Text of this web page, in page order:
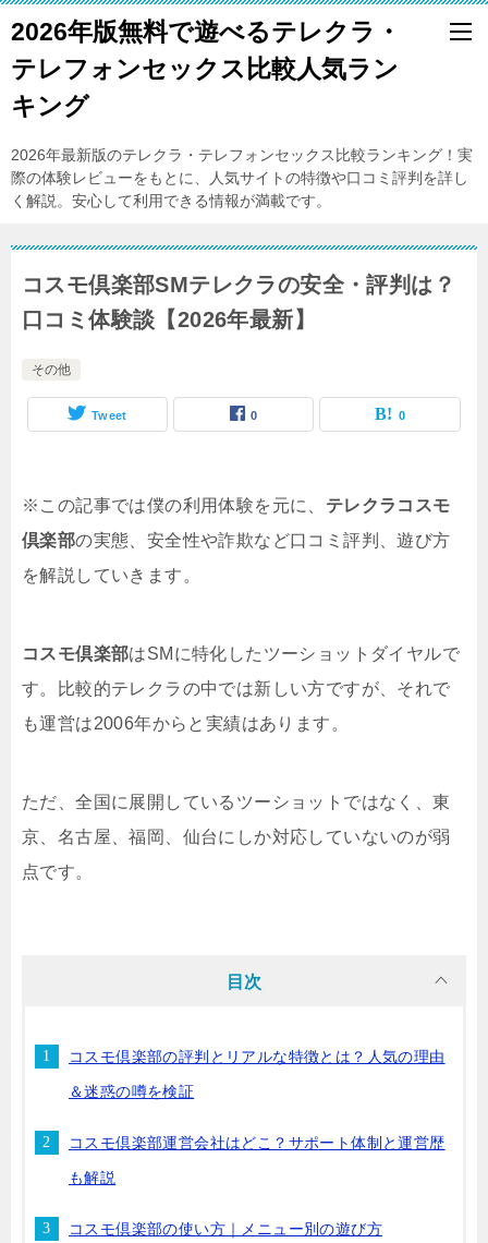
2026年版無料で遊べるテレクラ・
テレフォンセックス比較人気ラン
キング
2026年最新版のテレクラ・テレフォンセックス比較ランキング！実
際の体験レビューをもとに、人気サイトの特徴や口コミ評判を詳し
く解説。安心して利用できる情報が満載です。
コスモ倶楽部SMテレクラの安全・評判は？
口コミ体験談【2026年最新】
その他
Tweet 0 0
※この記事では僕の利用体験を元に、 テレクラコスモ
倶楽部の実態、安全性や詐欺など口コミ評判、遊び方
を解説していきます。
コスモ倶楽部はSMに特化したツーショットダイヤルで
す。比較的テレクラの中では新しい方ですが、それで
も運営は2006年からと実績はあります。
ただ、全国に展開しているツーショットではなく、東
京、名古屋、福岡、仙台にしか対応していないのが弱
点です。
目次
コスモ倶楽部の評判とリアルな特徴とは？人気の理由
＆迷惑の噂を検証
コスモ倶楽部運営会社はどこ？サポート体制と運営歴
も解説
コスモ倶楽部の使い方｜メニュー別の遊び方